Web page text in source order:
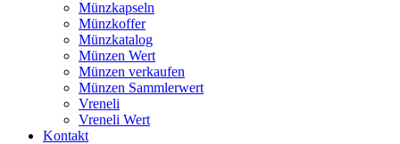
Münzkapseln
Münzkoffer
Münzkatalog
Münzen Wert
Münzen verkaufen
Münzen Sammlerwert
Vreneli
Vreneli Wert
Kontakt